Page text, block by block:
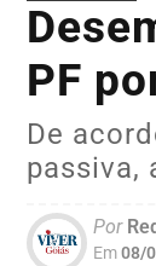
PF
De
passiva,
Por
Em08/